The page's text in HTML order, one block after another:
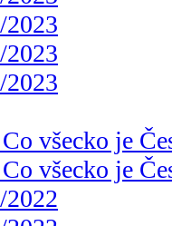
2023
2023
2023
všecko je
všecko je
2022